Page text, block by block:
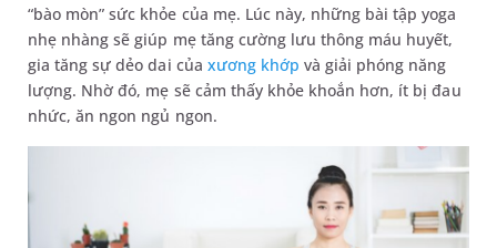
“bào mòn” sức khỏe của mẹ. Lúc này, những bài tập yoga
nhẹ nhàng sẽ giúp mẹ tăng cường lưu thông máu huyết,
gia tăng sự dẻo dai của xương khớp và giải phóng năng
lượng. Nhờ đó, mẹ sẽ cảm thấy khỏe khoắn hơn, ít bị đau
nhức, ăn ngon ngủ ngon.